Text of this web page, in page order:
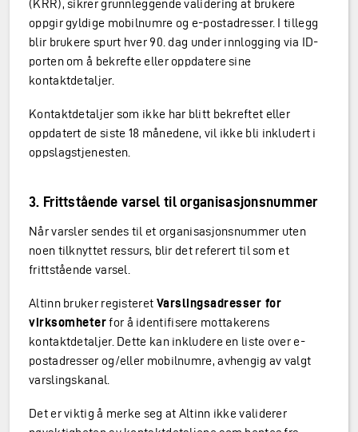
(KRR), sikrer grunnleggende validering at brukere
oppgir gyldige mobilnumre og e-postadresser. I tillegg
blir brukere spurt hver 90. dag under innlogging via ID-
porten om å bekrefte eller oppdatere sine
kontaktdetaljer.
Kontaktdetaljer som ikke har blitt bekreftet eller
oppdatert de siste 18 månedene, vil ikke bli inkludert i
oppslagstjenesten.
3. Frittstående varsel til organisasjonsnummer
Når varsler sendes til et organisasjonsnummer uten
noen tilknyttet ressurs, blir det referert til som et
frittstående varsel.
Altinn bruker registeret Varslingsadresser for
virksomheterfor å identifisere mottakerens
kontaktdetaljer. Dette kan inkludere en liste over e-
postadresser og/eller mobilnumre, avhengig av valgt
varslingskanal.
Det er viktig å merke seg at Altinn ikke validerer